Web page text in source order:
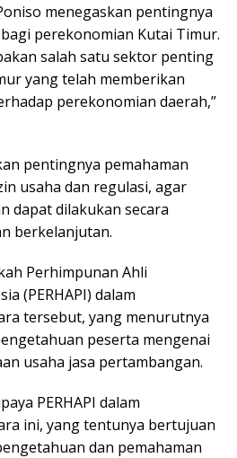
menegaskan pentingnya
perekonomian Kutai Timur.
salah satu sektor penting
yang telah memberikan
perekonomian daerah,”
pentingnya pemahaman
usaha dan regulasi, agar
dapat dilakukan secara
berkelanjutan.
Perhimpunan Ahli
(PERHAPI) dalam
tersebut, yang menurutnya
peserta mengenai
usaha jasa pertambangan.
PERHAPI dalam
ini, yang tentunya bertujuan
dan pemahaman